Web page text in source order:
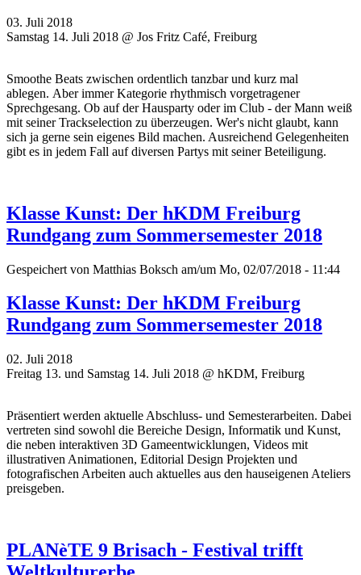
03. Juli 2018
Samstag 14. Juli 2018 @ Jos Fritz Café, Freiburg
Smoothe Beats zwischen ordentlich tanzbar und kurz mal
ablegen. Aber immer Kategorie rhythmisch vorgetragener
Sprechgesang. Ob auf der Hausparty oder im Club - der Mann weiß
mit seiner Trackselection zu überzeugen. Wer's nicht glaubt, kann
sich ja gerne sein eigenes Bild machen. Ausreichend Gelegenheiten
gibt es in jedem Fall auf diversen Partys mit seiner Beteiligung.
Klasse Kunst: Der hKDM Freiburg
Rundgang zum Sommersemester 2018
Gespeichert von Matthias Boksch am/um Mo, 02/07/2018 - 11:44
Klasse Kunst: Der hKDM Freiburg
Rundgang zum Sommersemester 2018
02. Juli 2018
Freitag 13. und Samstag 14. Juli 2018 @ hKDM, Freiburg
Präsentiert werden aktuelle Abschluss- und Semesterarbeiten. Dabei
vertreten sind sowohl die Bereiche Design, Informatik und Kunst,
die neben interaktiven 3D Gameentwicklungen, Videos mit
illustrativen Animationen, Editorial Design Projekten und
fotografischen Arbeiten auch aktuelles aus den hauseigenen Ateliers
preisgeben.
PLANèTE 9 Brisach - Festival trifft